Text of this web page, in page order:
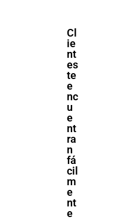
Cl
ie
nt
es
te
e
nc
u
e
nt
ra
n
fá
cil
m
e
nt
e